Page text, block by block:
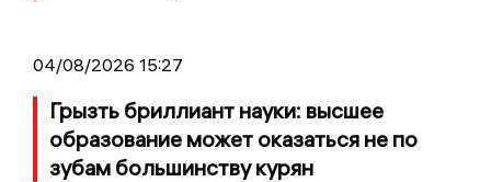
04/08/2026 15:27
Грызть бриллиант науки: высшее
образование может оказаться не по
зубам большинству курян